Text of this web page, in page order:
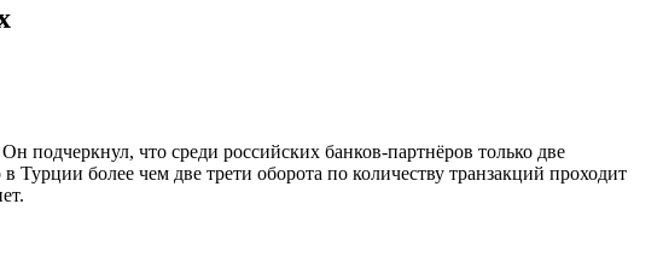
что среди российских банков-партнёров только две
более чем две трети оборота по количеству транзакций проходит